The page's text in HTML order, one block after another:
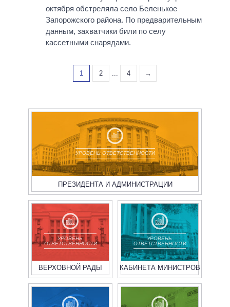
октября обстреляла село Беленькое
Запорожского района. По предварительным
данным, захватчики били по селу
кассетными снарядами.
1 2 ... 4 →
УРОВЕНЬ ОТВЕТСТВЕННОСТИ
ПРЕЗИДЕНТА И АДМИНИСТРАЦИИ
УРОВЕНЬ
ОТВЕТСТВЕННОСТИ
ВЕРХОВНОЙ РАДЫ
УРОВЕНЬ
ОТВЕТСТВЕННОСТИ
КАБИНЕТА МИНИСТРОВ